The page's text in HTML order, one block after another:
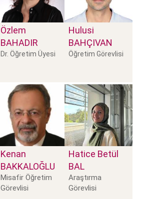
Özlem
BAHADIR
Dr. Öğretim Üyesi
Hulusi
BAHÇIVAN
Öğretim Görevlisi
Kenan
BAKKALOĞLU
Misafir Öğretim
Görevlisi
Hatice Betül
BAL
Araştırma
Görevlisi